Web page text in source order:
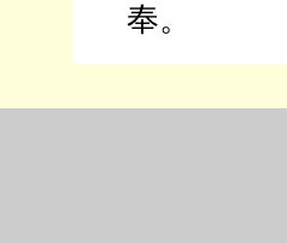
奉。